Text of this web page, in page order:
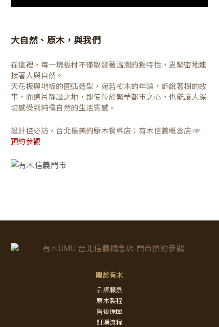
大自然、原木，與我們
在這裡，每一塊板材不僅散發著溫潤的獨特性，更緊密地連
接著人與自然。
天花板與地板的圓弧造型，宛若樹木的年輪，訴說著樹的故
事，而這片靜謐之地，即使位於繁華都市之心，也能讓人深
切感受到純樸自然的生活質感。
設計控必訪，台北最美的原木餐桌店：有木信義概念店 ☞
預約參觀
關於有木
品牌願景
原木製程
售後保固
訂購流程